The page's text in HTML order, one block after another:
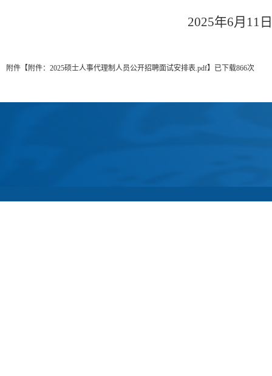
2025年6月 11 日
附件【 附件：2025硕士人事代理制人员公开招聘面试安排表.pdf】 已下载866次